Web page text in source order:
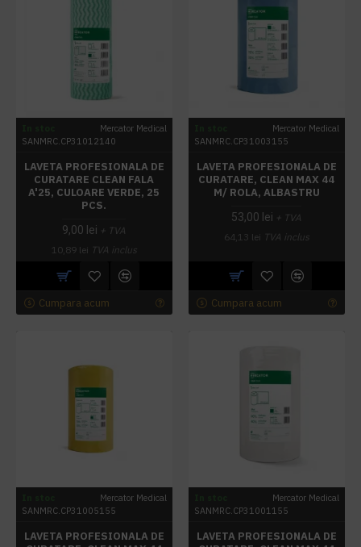
Mercator Medical
SANMRC.CP31012140
LAVETA PROFESIONALA DE
CURATARE CLEAN FALA
A'25, CULOARE VERDE, 25
PCS.
9,00 lei + TVA
10,89 lei TVA inclus
Cumpara acum
Mercator Medical
SANMRC.CP31003155
LAVETA PROFESIONALA DE
CURATARE, CLEAN MAX 44
M/ ROLA, ALBASTRU
53,00 lei + TVA
64,13 lei TVA inclus
Cumpara acum
Mercator Medical
SANMRC.CP31005155
LAVETA PROFESIONALA DE
Mercator Medical
SANMRC.CP31001155
LAVETA PROFESIONALA DE